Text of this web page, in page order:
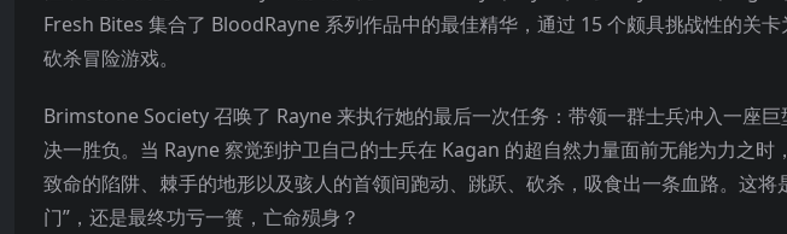
Fresh Bites 集合了 BloodRayne 系列作品中的最佳精华，通过 15 个颇具挑战性的关
砍杀冒险游戏。
Brimstone Society 召唤了 Rayne 来执行她的最后一次任务：带领一群士兵冲入一座巨
决一胜负。当 Rayne 察觉到护卫自己的士兵在 Kagan 的超自然力量面前无能为力之时
致命的陷阱、棘手的地形以及骇人的首领间跑动、跳跃、砍杀，吸食出一条血路。这将
门”，还是最终功亏一篑，亡命殒身？